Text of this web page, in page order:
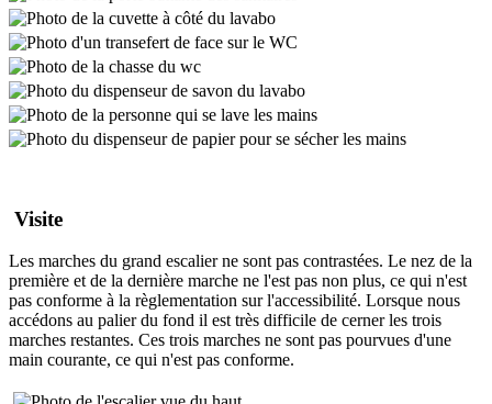
Visite
Les marches du grand escalier ne sont pas contrastées. Le nez de la
première et de la dernière marche ne l'est pas non plus, ce qui n'est
pas conforme à la règlementation sur l'accessibilité. Lorsque nous
accédons au palier du fond il est très difficile de cerner les trois
marches restantes. Ces trois marches ne sont pas pourvues d'une
main courante, ce qui n'est pas conforme.